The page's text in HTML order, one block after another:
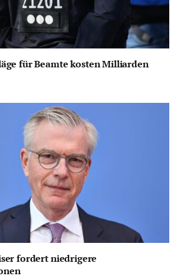
für Beamte kosten Milliarden
fordert niedrigere